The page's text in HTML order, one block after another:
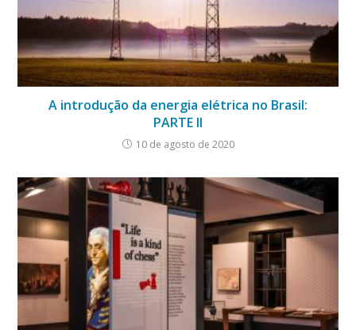
A introdução da energia elétrica no Brasil:
PARTE II
10 de agosto de 2020